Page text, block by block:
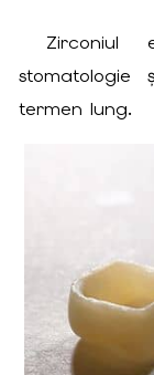
termen lung.